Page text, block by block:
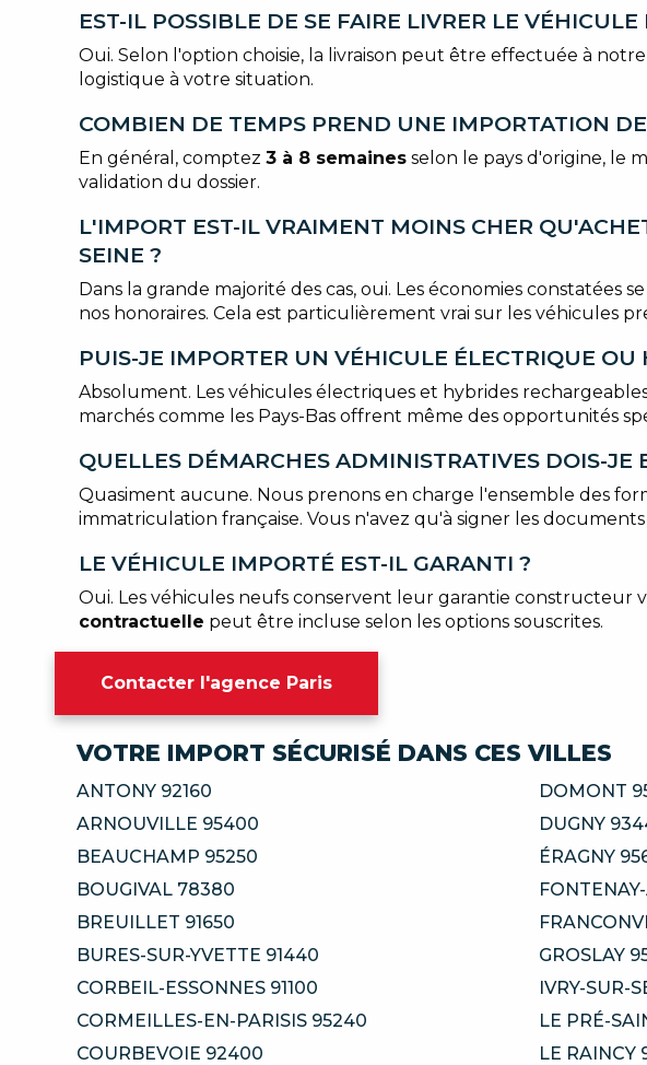
EST-IL POSSIBLE DE SE FAIRE LIVRER LE
Oui. Selon l'option choisie, la livraison peut être effectuée à
logistique à votre situation.
COMBIEN DE TEMPS PREND UNE IMPORTATION
En général, comptez 3 à 8 semaines selon le pays d'origine, le
validation du dossier.
L'IMPORT EST-IL VRAIMENT MOINS CHER
SEINE ?
Dans la grande majorité des cas, oui. Les économies constatées
nos honoraires. Cela est particulièrement vrai sur les véhicules
PUIS-JE IMPORTER UN VÉHICULE ÉLECTRIQUE OU
Absolument. Les véhicules électriques et hybrides
marchés comme les Pays-Bas offrent même des opportunités
QUELLES DÉMARCHES ADMINISTRATIVES DOIS-JE
Quasiment aucune. Nous prenons en charge l'ensemble des
immatriculation française. Vous n'avez qu'à signer les
LE VÉHICULE IMPORTÉ EST-IL GARANTI ?
Oui. Les véhicules neufs conservent leur garantie constructeur
contractuelle peut être incluse selon les options souscrites.
Contacter l'agence Paris
VOTRE IMPORT SÉCURISÉ DANS CES VILLES
ANTONY 92160
ARNOUVILLE 95400
BEAUCHAMP 95250
BOUGIVAL 78380
BREUILLET 91650
BURES-SUR-YVETTE 91440
CORBEIL-ESSONNES 91100
CORMEILLES-EN-PARISIS 95240
COURBEVOIE 92400
DOMONT
DUGNY
ÉRAGNY
GROSLAY
IVRY-SUR-
LE PRÉ-
LE RAINCY